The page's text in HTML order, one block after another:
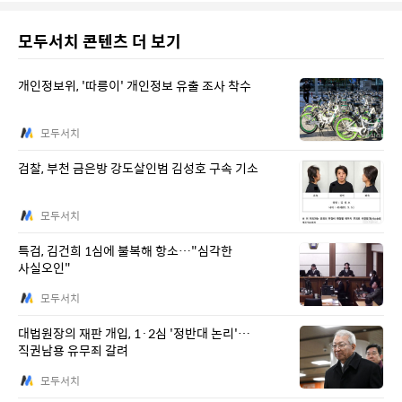
모두서치 콘텐츠 더 보기
개인정보위, '따릉이' 개인정보 유출 조사 착수
모두서치
검찰, 부천 금은방 강도살인범 김성호 구속 기소
모두서치
특검, 김건희 1심에 불복해 항소…"심각한
사실오인"
모두서치
대법원장의 재판 개입, 1·2심 '정반대 논리'…
직권남용 유무죄 갈려
모두서치